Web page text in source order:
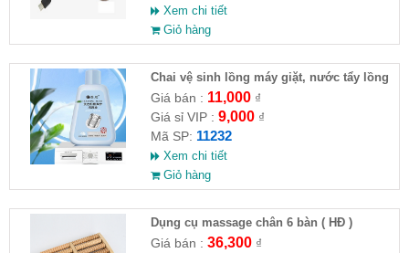
Xem chi tiết
Giỏ hàng
Chai vệ sinh lồng máy giặt, nước tẩy lồng
máy giặt CLEANING FLUID
Giá bán : 11,000₫
Giá sỉ VIP : 9,000₫
Mã SP: 11232
Xem chi tiết
Giỏ hàng
Dụng cụ massage chân 6 bàn ( HĐ )
Giá bán : 36,300₫